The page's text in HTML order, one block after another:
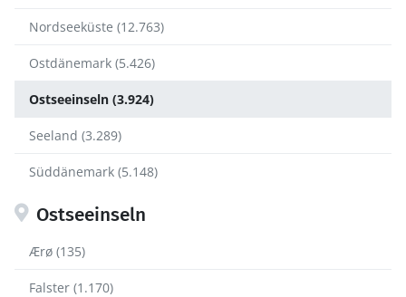
Nordseeküste (12.763)
Ostdänemark (5.426)
Ostseeinseln (3.924)
Seeland (3.289)
Süddänemark (5.148)
Ostseeinseln
Ærø (135)
Falster (1.170)